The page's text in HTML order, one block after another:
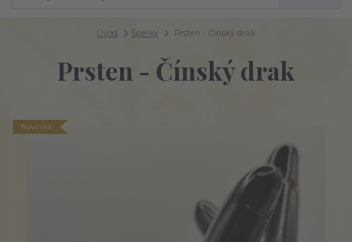
Úvod Šperky Prsten - Čínský drak
Prsten - Čínský drak
Novinka